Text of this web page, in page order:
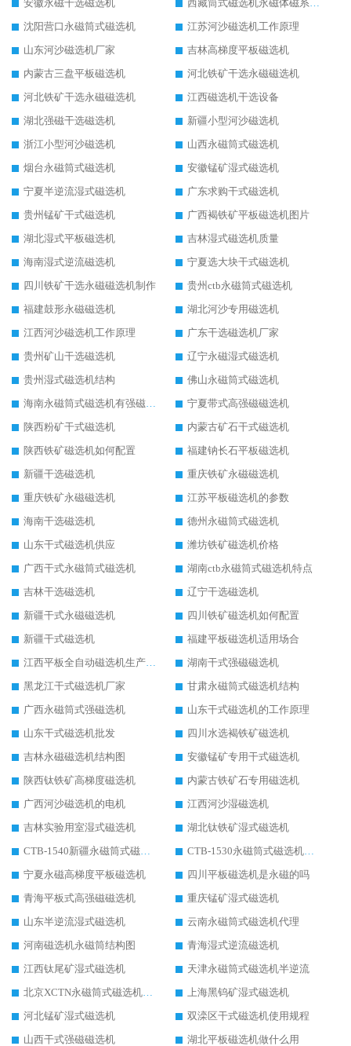
安徽永磁干选磁选机
沈阳营口永磁筒式磁选机
江苏河沙磁选机工作原理
山东河沙磁选机厂家
吉林高梯度平板磁选机
内蒙古三盘平板磁选机
河北铁矿干选永磁磁选机
河北铁矿干选永磁磁选机
江西磁选机干选设备
湖北强磁干选磁选机
新疆小型河沙磁选机
浙江小型河沙磁选机
山西永磁筒式磁选机
烟台永磁筒式磁选机
安徽锰矿湿式磁选机
宁夏半逆流湿式磁选机
广东求购干式磁选机
贵州锰矿干式磁选机
广西褐铁矿平板磁选机图片
湖北湿式平板磁选机
吉林湿式磁选机质量
海南湿式逆流磁选机
宁夏选大块干式磁选机
四川铁矿干选永磁磁选机制作
贵州ctb永磁筒式磁选机
福建鼓形永磁磁选机
湖北河沙专用磁选机
江西河沙磁选机工作原理
广东干选磁选机厂家
贵州矿山干选磁选机
辽宁永磁湿式磁选机
贵州湿式磁选机结构
佛山永磁筒式磁选机
宁夏带式高强磁磁选机
陕西粉矿干式磁选机
内蒙古矿石干式磁选机
陕西铁矿磁选机如何配置
福建钠长石平板磁选机
新疆干选磁选机
重庆铁矿永磁磁选机
重庆铁矿永磁磁选机
江苏平板磁选机的参数
海南干选磁选机
德州永磁筒式磁选机
山东干式磁选机供应
潍坊铁矿磁选机价格
广西干式永磁筒式磁选机
湖南ctb永磁筒式磁选机特点
吉林干选磁选机
辽宁干选磁选机
新疆干式永磁磁选机
四川铁矿磁选机如何配置
新疆干式磁选机
福建平板磁选机适用场合
湖南干式强磁磁选机
黑龙江干式磁选机厂家
甘肃永磁筒式磁选机结构
广西永磁筒式强磁选机
山东干式磁选机的工作原理
山东干式磁选机批发
四川水选褐铁矿磁选机
吉林永磁磁选机结构图
安徽锰矿专用干式磁选机
陕西钛铁矿高梯度磁选机
内蒙古铁矿石专用磁选机
广西河沙磁选机的电机
江西河沙湿磁选机
吉林实验用室湿式磁选机
湖北钛铁矿湿式磁选机
宁夏永磁高梯度平板磁选机
四川平板磁选机是永磁的吗
青海平板式高强磁磁选机
重庆锰矿湿式磁选机
山东半逆流湿式磁选机
云南永磁筒式磁选机代理
河南磁选机永磁筒结构图
青海湿式逆流磁选机
江西钛尾矿湿式磁选机
天津永磁筒式磁选机半逆流
上海黑钨矿湿式磁选机
河北锰矿湿式磁选机
双滦区干式磁选机使用规程
山西干式强磁磁选机
湖北平板磁选机做什么用